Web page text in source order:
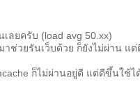
ลยครับ (load avg 50.xx)
าช่วยรันเว็บด้วย ก็ยังไม่ผ่าน
ก็ไม่ผ่านอยู่ดี แต่ดีขึ้นใช้ไ